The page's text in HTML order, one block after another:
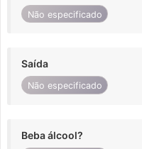
Não especificado
Saída
Não especificado
Beba álcool?